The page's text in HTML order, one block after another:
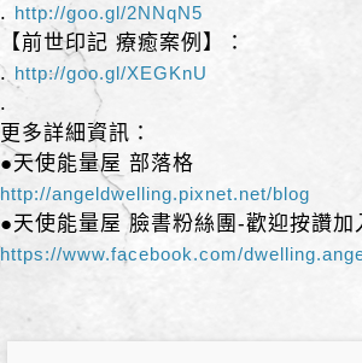
. http://goo.gl/2NNqN5
【前世印記 療癒案例】：
. http://goo.gl/XEGKnU
.
更多詳細資訊：
●天使能量屋 部落格
http://angeldwelling.pixnet.net/blog
●天使能量屋 臉書粉絲團-歡迎按讚加
https://www.facebook.com/